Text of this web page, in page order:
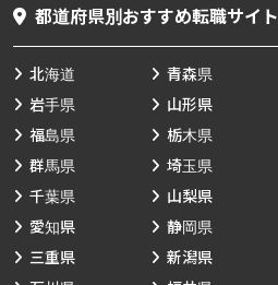
都道府県別おすすめ転職サイト
北海道 青森県
岩手県
山形県
福島県
栃木県
群馬県
埼玉県
千葉県
山梨県
愛知県
静岡県
三重県
新潟県